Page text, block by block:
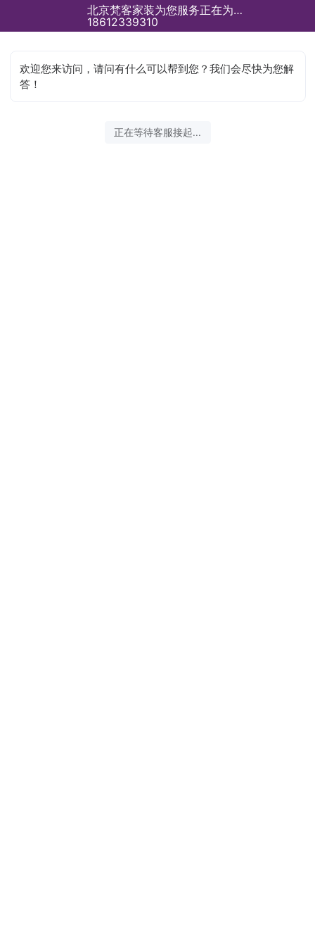
北京梵客家装为您服务正在为您服务
18612339310
欢迎您来访问，请问有什么可以帮到您？我们会尽快为您解
答！
正在等待客服接起...